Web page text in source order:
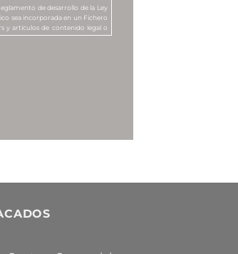
de desarrollo de la Ley
sea incorporada en un Fichero
y artículos de contenido legal o
los servicios de MANUBENS
se oferten por ella, así como la
equivalente.
cancelación u oposición,